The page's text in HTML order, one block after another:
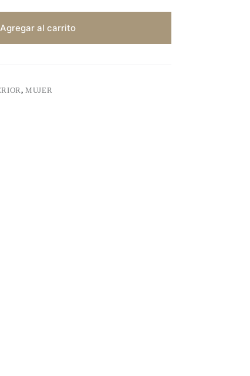
Agregar al carrito
,MUJER